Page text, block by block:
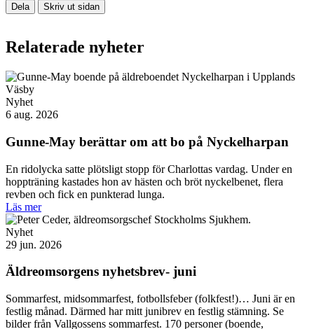
Dela Skriv ut sidan
Relaterade nyheter
Nyhet
6 aug. 2026
Gunne-May berättar om att bo på Nyckelharpan
En ridolycka satte plötsligt stopp för Charlottas vardag. Under en
hoppträning kastades hon av hästen och bröt nyckelbenet, flera
revben och fick en punkterad lunga.
Läs mer
Nyhet
29 jun. 2026
Äldreomsorgens nyhetsbrev- juni
Sommarfest, midsommarfest, fotbollsfeber (folkfest!)… Juni är en
festlig månad. Därmed har mitt junibrev en festlig stämning. Se
bilder från Vallgossens sommarfest. 170 personer (boende,